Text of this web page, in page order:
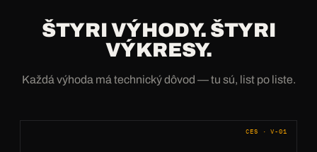
ŠTYRI VÝHODY. ŠTYRI
VÝKRESY.
Každá výhoda má technický dôvod — tu sú, list po liste.
CES · V-01